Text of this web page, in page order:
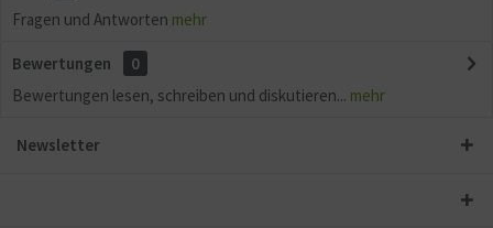
Fragen und Antworten mehr
Bewertungen
0
Bewertungen lesen, schreiben und diskutieren... mehr
Newsletter